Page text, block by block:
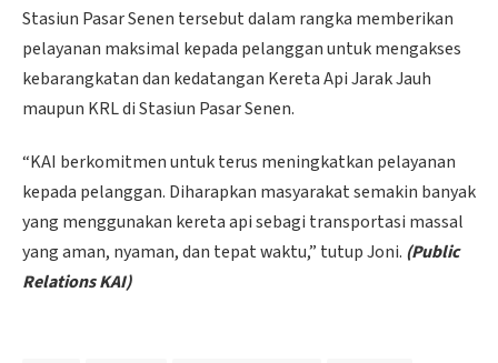
Stasiun Pasar Senen tersebut dalam rangka memberikan
pelayanan maksimal kepada pelanggan untuk mengakses
kebarangkatan dan kedatangan Kereta Api Jarak Jauh
maupun KRL di Stasiun Pasar Senen.
“KAI berkomitmen untuk terus meningkatkan pelayanan
kepada pelanggan. Diharapkan masyarakat semakin banyak
yang menggunakan kereta api sebagi transportasi massal
yang aman, nyaman, dan tepat waktu,” tutup Joni. (Public
Relations KAI)